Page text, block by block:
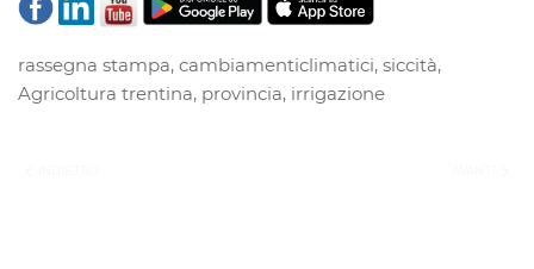
rassegna stampa, cambiamenticlimatici, siccità,
Agricoltura trentina, provincia, irrigazione